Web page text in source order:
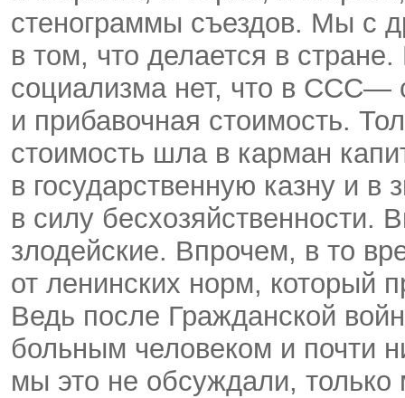
стенограммы съездов. Мы с
в том, что делается в
социализма нет, что в ССС—
и прибавочная стоимость.
стоимость шла в карман
в государственную казну и в
в силу бесхозяйственности.
злодейские. Впрочем, в то
от ленинских норм, который
Ведь после Гражданской
больным человеком и почти
мы это не обсуждали,